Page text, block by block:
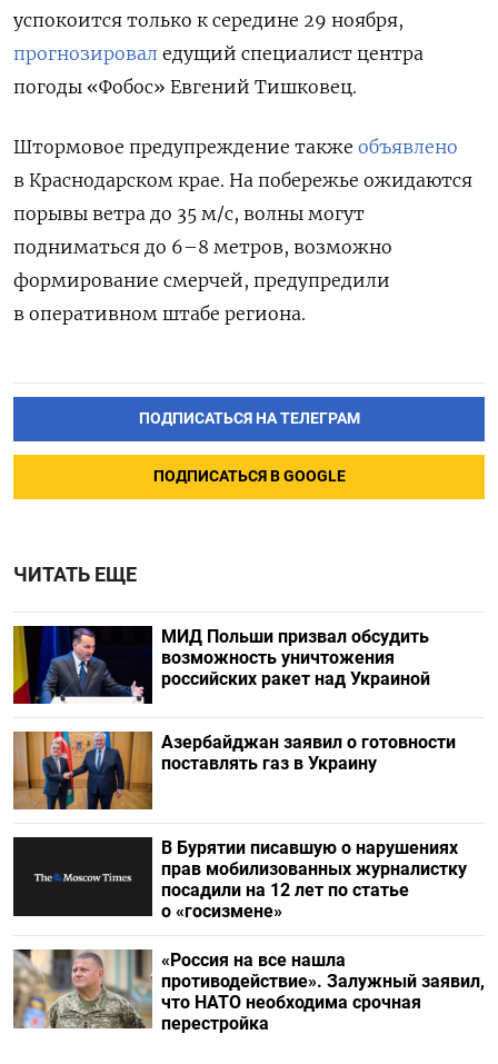
успокоится только к середине 29 ноября,
прогнозировал едущий специалист центра
погоды «Фобос» Евгений Тишковец.
Штормовое предупреждение также объявлено
в Краснодарском крае. На побережье ожидаются
порывы ветра до 35 м/с, волны могут
подниматься до 6–8 метров, возможно
формирование смерчей, предупредили
в оперативном штабе региона.
ПОДПИСАТЬСЯ НА ТЕЛЕГРАМ
ПОДПИСАТЬСЯ В GOOGLE
ЧИТАТЬ ЕЩЕ
МИД Польши призвал обсудить
возможность уничтожения
российских ракет над Украиной
Азербайджан заявил о готовности
поставлять газ в Украину
В Бурятии писавшую о нарушениях
прав мобилизованных журналистку
посадили на 12 лет по статье
о «госизмене»
«Россия на все нашла
противодействие». Залужный заявил,
что НАТО необходима срочная
перестройка